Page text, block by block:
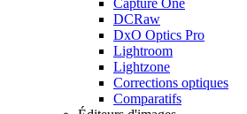
Capture One
DCRaw
DxO Optics Pro
Lightroom
Lightzone
Corrections optiques
Comparatifs